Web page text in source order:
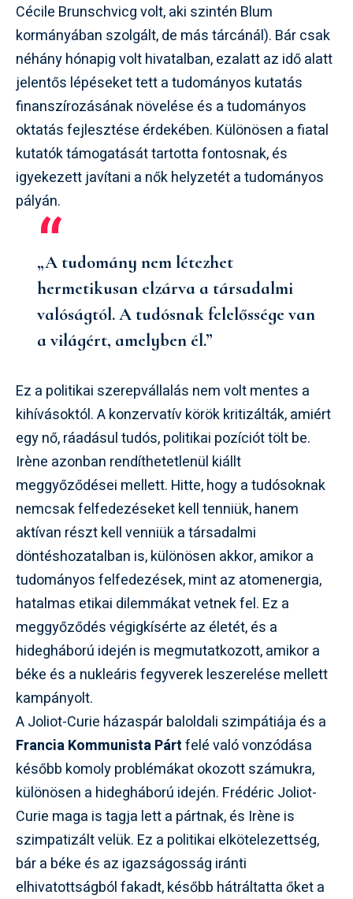
Cécile Brunschvicg volt, aki szintén Blum
kormányában szolgált, de más tárcánál). Bár csak
néhány hónapig volt hivatalban, ezalatt az idő alatt
jelentős lépéseket tett a tudományos kutatás
finanszírozásának növelése és a tudományos
oktatás fejlesztése érdekében. Különösen a fiatal
kutatók támogatását tartotta fontosnak, és
igyekezett javítani a nők helyzetét a tudományos
pályán.
„A tudomány nem létezhet
hermetikusan elzárva a társadalmi
valóságtól. A tudósnak felelőssége van
a világért, amelyben él.”
Ez a politikai szerepvállalás nem volt mentes a
kihívásoktól. A konzervatív körök kritizálták, amiért
egy nő, ráadásul tudós, politikai pozíciót tölt be.
Irène azonban rendíthetetlenül kiállt
meggyőződései mellett. Hitte, hogy a tudósoknak
nemcsak felfedezéseket kell tenniük, hanem
aktívan részt kell venniük a társadalmi
döntéshozatalban is, különösen akkor, amikor a
tudományos felfedezések, mint az atomenergia,
hatalmas etikai dilemmákat vetnek fel. Ez a
meggyőződés végigkísérte az életét, és a
hidegháború idején is megmutatkozott, amikor a
béke és a nukleáris fegyverek leszerelése mellett
kampányolt.
A Joliot-Curie házaspár baloldali szimpátiája és a
Francia Kommunista Pártfelé való vonzódása
később komoly problémákat okozott számukra,
különösen a hidegháború idején. Frédéric Joliot-
Curie maga is tagja lett a pártnak, és Irène is
szimpatizált velük. Ez a politikai elkötelezettség,
bár a béke és az igazságosság iránti
elhivatottságból fakadt, később hátráltatta őket a